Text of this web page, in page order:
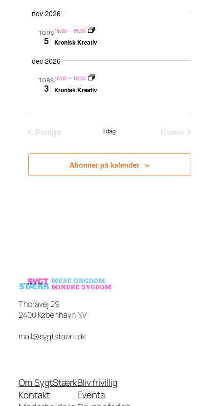
nov 2026
TORS
5
16:00– 18:30
Kronisk Kreativ
dec 2026
TORS
3
16:00– 18:30
Kronisk Kreativ
Forrige
I dag
Næste
Abonner på kalender
Thoravej 29
2400 København NV
mail@sygtstaerk.dk
Om SygtStærk
Kontakt
Bliv frivillig
Events